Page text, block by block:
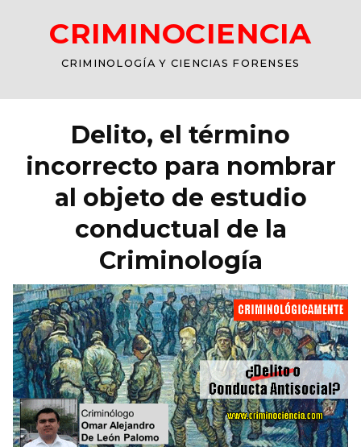
CRIMINOCIENCIA
CRIMINOLOGÍA Y CIENCIAS FORENSES
Delito, el término
incorrecto para nombrar
al objeto de estudio
conductual de la
Criminología